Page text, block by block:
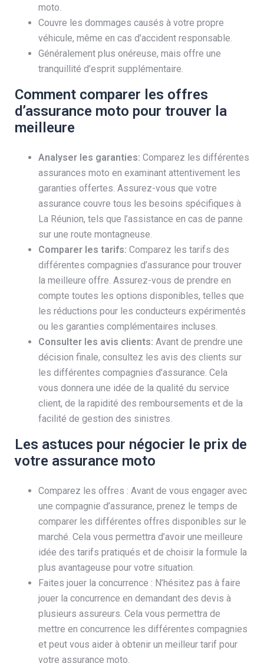
moto.
Couvre les dommages causés à votre propre
véhicule, même en cas d’accident responsable.
Généralement plus onéreuse, mais offre une
tranquillité d’esprit supplémentaire.
Comment comparer les offres
d’assurance moto pour trouver la
meilleure
Analyser les garanties: Comparez les différentes
assurances moto en examinant attentivement les
garanties offertes. Assurez-vous que votre
assurance couvre tous les besoins spécifiques à
La Réunion, tels que l’assistance en cas de panne
sur une route montagneuse.
Comparer les tarifs: Comparez les tarifs des
différentes compagnies d’assurance pour trouver
la meilleure offre. Assurez-vous de prendre en
compte toutes les options disponibles, telles que
les réductions pour les conducteurs expérimentés
ou les garanties complémentaires incluses.
Consulter les avis clients: Avant de prendre une
décision finale, consultez les avis des clients sur
les différentes compagnies d’assurance. Cela
vous donnera une idée de la qualité du service
client, de la rapidité des remboursements et de la
facilité de gestion des sinistres.
Les astuces pour négocier le prix de
votre assurance moto
Comparez les offres : Avant de vous engager avec
une compagnie d’assurance, prenez le temps de
comparer les différentes offres disponibles sur le
marché. Cela vous permettra d’avoir une meilleure
idée des tarifs pratiqués et de choisir la formule la
plus avantageuse pour votre situation.
Faites jouer la concurrence : N’hésitez pas à faire
jouer la concurrence en demandant des devis à
plusieurs assureurs. Cela vous permettra de
mettre en concurrence les différentes compagnies
et peut vous aider à obtenir un meilleur tarif pour
votre assurance moto.